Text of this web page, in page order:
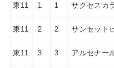
東11 1 1 サクセスカ
東11 2 2 サンセット
東11 3 3 アルセナー